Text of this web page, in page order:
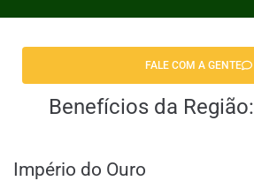
FALE COM A GENTE
Benefícios da Região:
Império do Ouro